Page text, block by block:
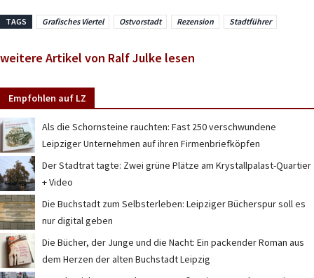
TAGS Grafisches Viertel Ostvorstadt Rezension Stadtführer
weitere Artikel von Ralf Julke lesen
Empfohlen auf LZ
Als die Schornsteine rauchten: Fast 250 verschwundene
Leipziger Unternehmen auf ihren Firmenbriefköpfen
Der Stadtrat tagte: Zwei grüne Plätze am Krystallpalast-Quartier
+ Video
Die Buchstadt zum Selbsterleben: Leipziger Bücherspur soll es
nur digital geben
Die Bücher, der Junge und die Nacht: Ein packender Roman aus
dem Herzen der alten Buchstadt Leipzig